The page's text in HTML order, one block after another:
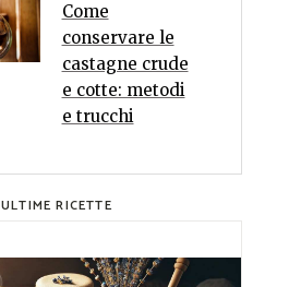
Come
conservare le
castagne crude
e cotte: metodi
e trucchi
ULTIME RICETTE